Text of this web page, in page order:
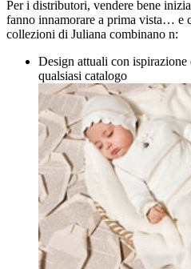
Per i distributori, vendere bene
fanno innamorare a prima vista… e
collezioni di Juliana combinano n:
Design attuali con
qualsiasi catalogo